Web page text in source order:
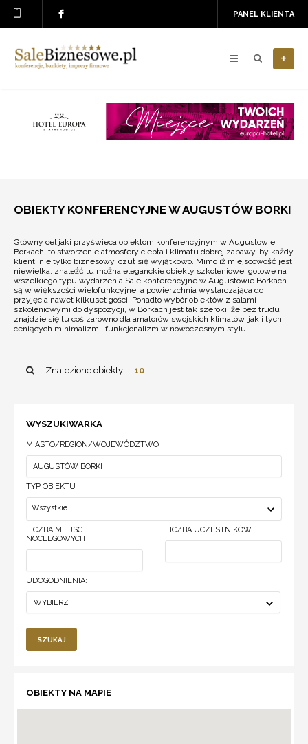
PANEL KLIENTA
+
OBIEKTY KONFERENCYJNE W AUGUSTÓW BORKI
Główny cel jaki przyświeca obiektom konferencyjnym w Augustowie
Borkach, to stworzenie atmosfery ciepła i klimatu dobrej zabawy, by każdy
klient, nie tylko biznesowy, czuł się wyjątkowo. Mimo iż miejscowość jest
niewielka, znaleźć tu można eleganckie obiekty szkoleniowe, gotowe na
wszelkiego typu wydarzenia Sale konferencyjne w Augustowie Borkach
są w większości wielofunkcyjne, a powierzchnia wystarczająca do
przyjęcia nawet kilkuset gości. Ponadto wybór obiektów z salami
szkoleniowymi do dyspozycji, w Borkach jest tak szeroki, że bez trudu
znajdzie się tu coś zarówno dla amatorów swojskich klimatów, jak i tych
ceniących minimalizm i funkcjonalizm w nowoczesnym stylu.
Znalezione obiekty: 10
WYSZUKIWARKA
MIASTO/REGION/WOJEWÓDZTWO
TYP OBIEKTU
Wszystkie
LICZBA MIEJSC
NOCLEGOWYCH
LICZBA UCZESTNIKÓW
UDOGODNIENIA:
WYBIERZ
SZUKAJ
OBIEKTY NA MAPIE